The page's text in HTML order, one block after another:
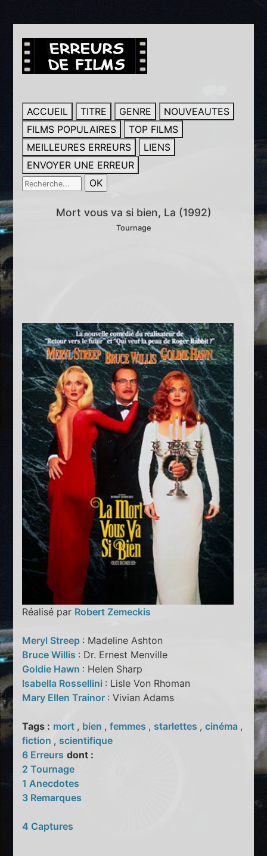
ACCUEIL TITRE GENRE
NOUVEAUTES
FILMS POPULAIRES
TOP FILMS
MEILLEURES ERREURS
LIENS
ENVOYER UNE ERREUR
Mort vous va si bien, La (1992)
Tournage
Réalisé par Robert Zemeckis
Meryl Streep : Madeline Ashton
Bruce Willis : Dr. Ernest Menville
Goldie Hawn : Helen Sharp
Isabella Rossellini : Lisle Von Rhoman
Mary Ellen Trainor : Vivian Adams
Tags : mort , bien ,femmes , starlettes ,cinéma ,
fiction , scientifique
6 Erreurs dont :
2 Tournage
1 Anecdotes
3 Remarques
4 Captures